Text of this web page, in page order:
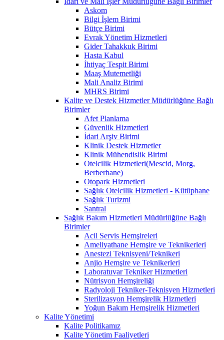
Askom
Bilgi İşlem Birimi
Bütçe Birimi
Evrak Yönetim Hizmetleri
Gider Tahakkuk Birimi
Hasta Kabul
İhtiyaç Tespit Birimi
Maaş Mutemetliği
Mali Analiz Birimi
MHRS Birimi
Kalite ve Destek Hizmetler Müdürlüğüne Bağlı
Birimler
Afet Planlama
Güvenlik Hizmetleri
İdari Arşiv Birimi
Klinik Destek Hizmetler
Klinik Mühendislik Birimi
Otelcilik Hizmetleri(Mescid, Morg,
Berberhane)
Otopark Hizmetleri
Sağlık Otelcilik Hizmetleri - Kütüphane
Sağlık Turizmi
Santral
Sağlık Bakım Hizmetleri Müdürlüğüne Bağlı
Birimler
Acil Servis Hemşireleri
Ameliyathane Hemşire ve Teknikerleri
Anestezi Teknisyeni/Teknikeri
Anjio Hemşire ve Teknikerleri
Laboratuvar Tekniker Hizmetleri
Nütrisyon Hemşireliği
Radyoloji Tekniker-Teknisyen Hizmetleri
Sterilizasyon Hemşirelik Hizmetleri
Yoğun Bakım Hemşirelik Hizmetleri
Kalite Yönetimi
Kalite Politikamız
Kalite Yönetim Faaliyetleri